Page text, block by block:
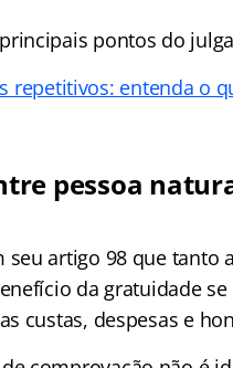
pontos do
repetitivos: entenda o
pessoa
seu artigo 98 que tanto
da gratuidade
custas, despesas e